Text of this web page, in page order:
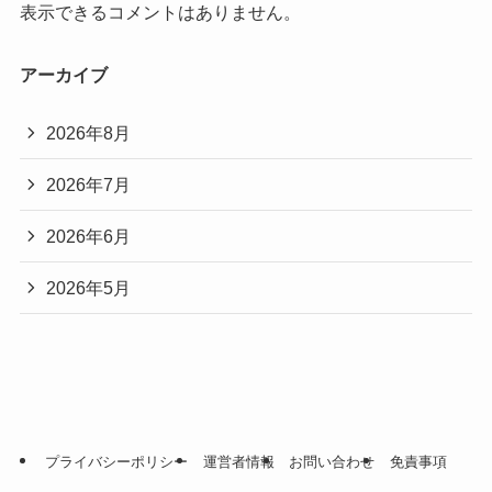
表示できるコメントはありません。
アーカイブ
2026年8月
2026年7月
2026年6月
2026年5月
プライバシーポリシー 運営者情報 お問い合わせ 免責事項